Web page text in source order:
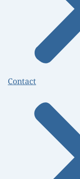
Contact